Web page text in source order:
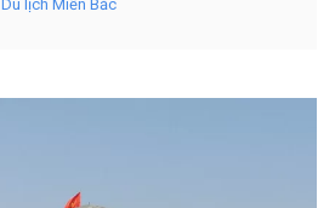
Du lịch Miền Bắc